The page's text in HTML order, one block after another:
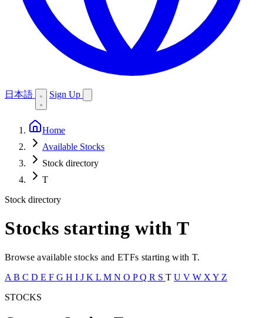
日本語 Sign Up
Home
Available Stocks
Stock directory
T
Stock directory
Stocks starting with T
Browse available stocks and ETFs starting with T.
A B C D E F G H I J K L M N O PQ R S T U V W X Y Z
STOCKS